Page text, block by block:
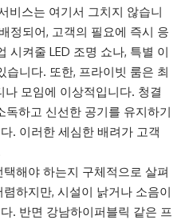
비스는 여기서 그치지 않습니
정되어, 고객의 필요에 즉시 응
시켜줄 LED 조명 쇼나, 특별 이
습니다. 또한, 프라이빗 룸은 최
모임에 이상적입니다. 청결
독하고 신선한 공기를 유지하기
. 이러한 세심한 배려가 고객
해야 하는지 구체적으로 살펴
하지만, 시설이 낡거나 소음이
. 반면 강남하이퍼블릭 같은 프